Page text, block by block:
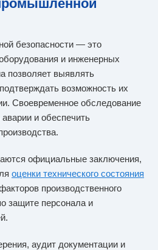
безопасности — это
и инженерных
позволяет выявлять
возможность их
Своевременное обследование
аварии и обеспечить
официальные заключения,
оценки технического состояния
производственного
защите персонала и
аудит документации и